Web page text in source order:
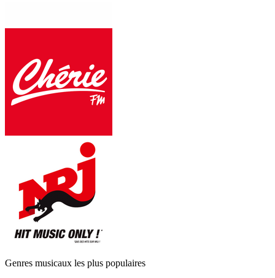
Genres musicaux les plus populaires